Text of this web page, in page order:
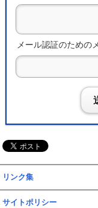
メール認証のための
リンク集
サイトポリシー